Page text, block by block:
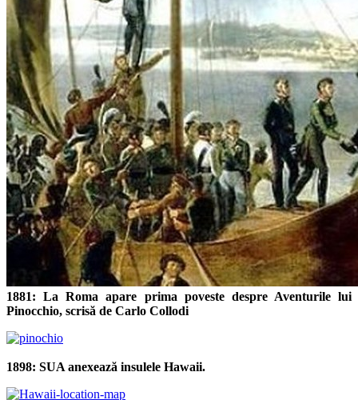
1881: La Roma apare prima poveste despre Aventurile lui
Pinocchio, scrisă de Carlo Collodi
1898: SUA anexează insulele Hawaii.